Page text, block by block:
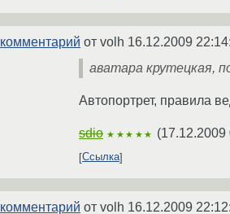
комментарий от volh 16.12.2009
аватара крутецкая,
Автопортрет, правила
sdio ★★★★★ (17.12.2009
Ссылка
комментарий от volh 16.12.2009